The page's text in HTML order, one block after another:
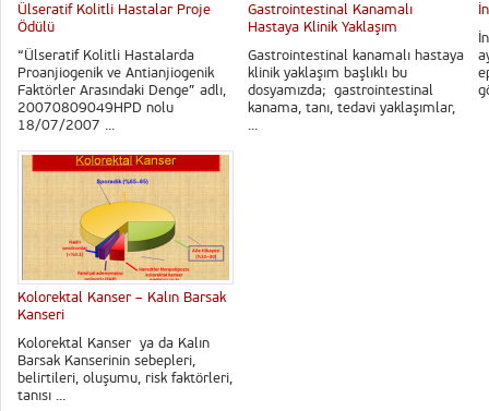
Ülseratif Kolitli Hastalar Proje
Ödülü
“Ülseratif Kolitli Hastalarda
Proanjiogenik ve Antianjiogenik
Faktörler Arasındaki Denge” adlı,
20070809049HPD nolu
18/07/2007 ...
Gastrointestinal Kanamalı
Hastaya Klinik Yaklaşım
Gastrointestinal kanamalı hastaya
klinik yaklaşım başlıklı bu
dosyamızda; gastrointestinal
kanama, tanı, tedavi yaklaşımlar,
...
Kolorektal Kanser – Kalın Barsak
Kanseri
Kolorektal Kanser ya da Kalın
Barsak Kanserinin sebepleri,
belirtileri, oluşumu, risk faktörleri,
tanısı ...